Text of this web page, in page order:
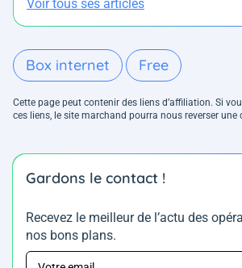
Voir tous ses articles
Box internet Free
Cette page peut contenir des liens d’affiliation. Si
ces liens, le site marchand pourra nous reverser une
Gardons le contact !
Recevez le meilleur de l’actu des
nos bons plans.